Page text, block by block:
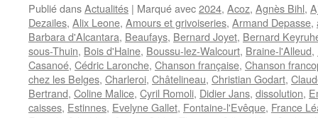
Publié dansActualités | Marqué avec2024, Acoz, Agnès Bihl,
Dezailes, Alix Leone, Amours et grivoiseries, Armand Depasse,
Barbara d'Alcantara, Beaufays, Bernard Joyet, Bernard
sous-Thuin, Bois d'Haine, Boussu-lez-Walcourt, Braine-l'Alleud,
Casanoé, Cédric Laronche, Chanson française, Chanson
chez les Belges, Charleroi, Châtelineau, Christian Godart,
Bertrand, Coline Malice, Cyril Romoli, Didier Jans, dissolution,
caisses, Estinnes, Evelyne Gallet, Fontaine-l'Evêque, France